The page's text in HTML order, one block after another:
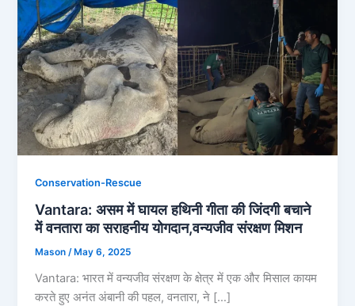
Conservation-Rescue
Vantara: असम में घायल हथिनी गीता की जिंदगी बचाने
में वनतारा का सराहनीय योगदान,वन्यजीव संरक्षण मिशन
Mason/ May 6, 2025
Vantara: भारत में वन्यजीव संरक्षण के क्षेत्र में एक और मिसाल कायम
करते हुए अनंत अंबानी की पहल, वनतारा, ने […]